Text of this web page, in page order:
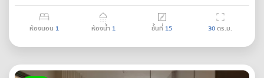
ห้องนอน 1 ห้องน้ำ 1 ชั้นที่ 15 30ตร.ม.